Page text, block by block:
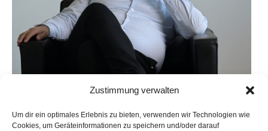
Zustimmung verwalten
Um dir ein optimales Erlebnis zu bieten, verwenden wir Technologien wie
Cookies, um Geräteinformationen zu speichern und/oder darauf